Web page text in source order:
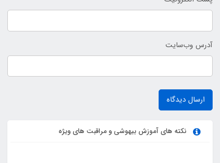
آدرس وب‌سایت
ارسال دیدگاه
نکته های آموزش بیهوشی و مراقبت های ویژه